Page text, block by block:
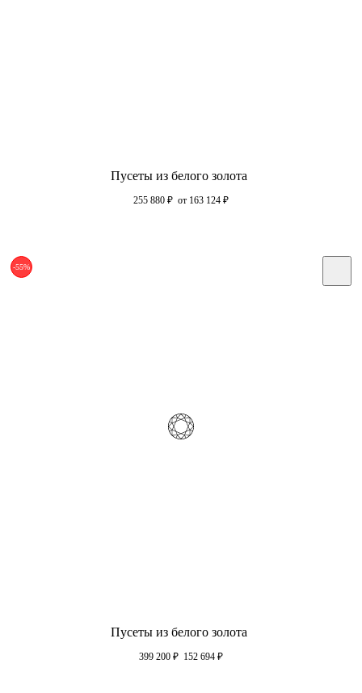
Пусеты из белого золота
255 880 ₽ от 163 124 ₽
-55%
Пусеты из белого золота
399 200 ₽ 152 694 ₽